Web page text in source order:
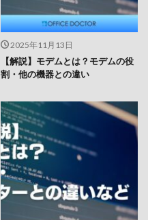
2025年11月13日
【解説】モデムとは？モデムの役
割・他の機器との違い